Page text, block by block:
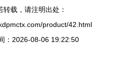
转载，请注明出处：
product/42.html
：2026-08-06 19:22:50